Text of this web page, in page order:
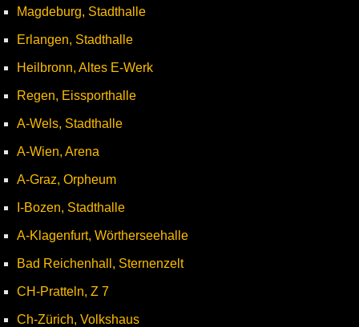
Magdeburg, Stadthalle
Erlangen, Stadthalle
Heilbronn, Altes E-Werk
Regen, Eissporthalle
A-Wels, Stadthalle
A-Wien, Arena
A-Graz, Orpheum
I-Bozen, Stadthalle
A-Klagenfurt, Wörtherseehalle
Bad Reichenhall, Sternenzelt
CH-Pratteln, Z 7
Ch-Zürich, Volkshaus